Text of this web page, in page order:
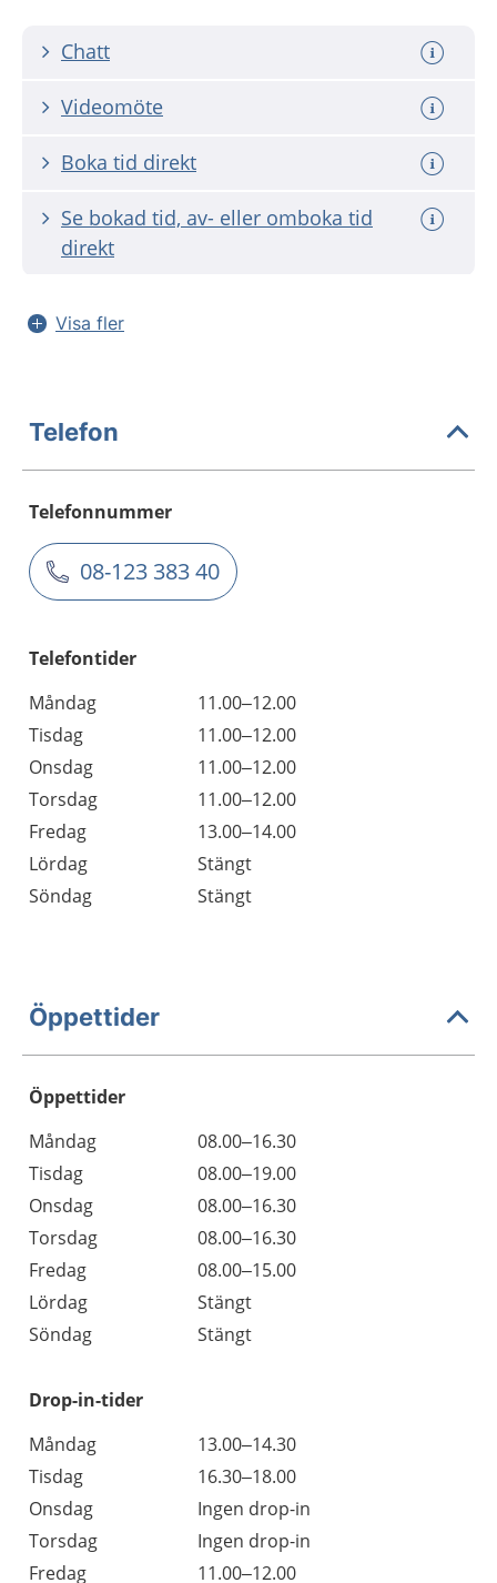
Chatt
Videomöte
Boka tid direkt
Se bokad tid, av- eller omboka tid
direkt
Visa fler
Telefon
Telefonnummer
08-123 383 40
Telefontider
Måndag
11.00–12.00
Tisdag
11.00–12.00
Onsdag
11.00–12.00
Torsdag
11.00–12.00
Fredag
13.00–14.00
Lördag
Stängt
Söndag
Stängt
Öppettider
Öppettider
Dag
Öppettider
Kommentarer
Måndag
08.00–16.30
Tisdag
08.00–19.00
Onsdag
08.00–16.30
Torsdag
08.00–16.30
Fredag
08.00–15.00
Lördag
Stängt
Söndag
Stängt
Drop-in-tider
Måndag
13.00–14.30
Tisdag
16.30–18.00
Onsdag
Ingen drop-in
Torsdag
Ingen drop-in
Fredag
11.00–12.00